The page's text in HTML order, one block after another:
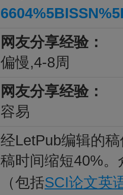
网友分享经验：
偏慢,4-8周
网友分享经验：
容易
经LetPub编辑的
稿时间缩短40%
（包括SCI论文英